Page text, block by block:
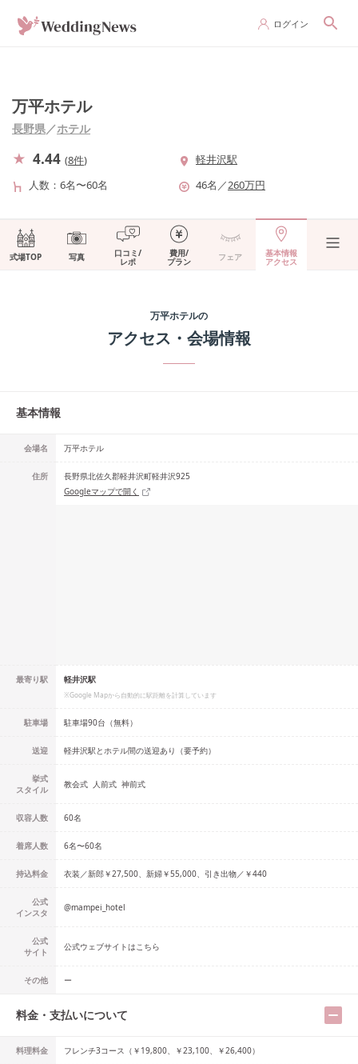
ログイン
万平ホテル
長野県／ホテル
4.44 (8件)
軽井沢駅
人数
6名〜60名 46名 ／260万円
式場TOP 写真 口コミ/
レポ
費用/
プラン フェア 基本情報
アクセス
万平ホテルの
アクセス・会場情報
基本情報
会場名 万平ホテル
住所
長野県北佐久郡軽井沢町軽井沢925
Googleマップで開く
最寄り駅 軽井沢駅
※Google Mapから自動的に駅距離を計算しています
駐車場 駐車場90台（無料）
送迎 軽井沢駅とホテル間の送迎あり（要予約）
挙式
スタイル
教会式 人前式 神前式
収容人数 60名
着席人数 6名〜60名
持込料金 衣装／新郎￥27,500、新婦￥55,000、引き出物／￥440
公式
インスタ
@mampei_hotel
公式
サイト
公式ウェブサイトはこちら
その他 ー
料金・支払いについて
料理料金 フレンチ3コース（￥19,800、￥23,100、￥26,400）